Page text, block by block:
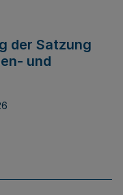
der Satzung
und